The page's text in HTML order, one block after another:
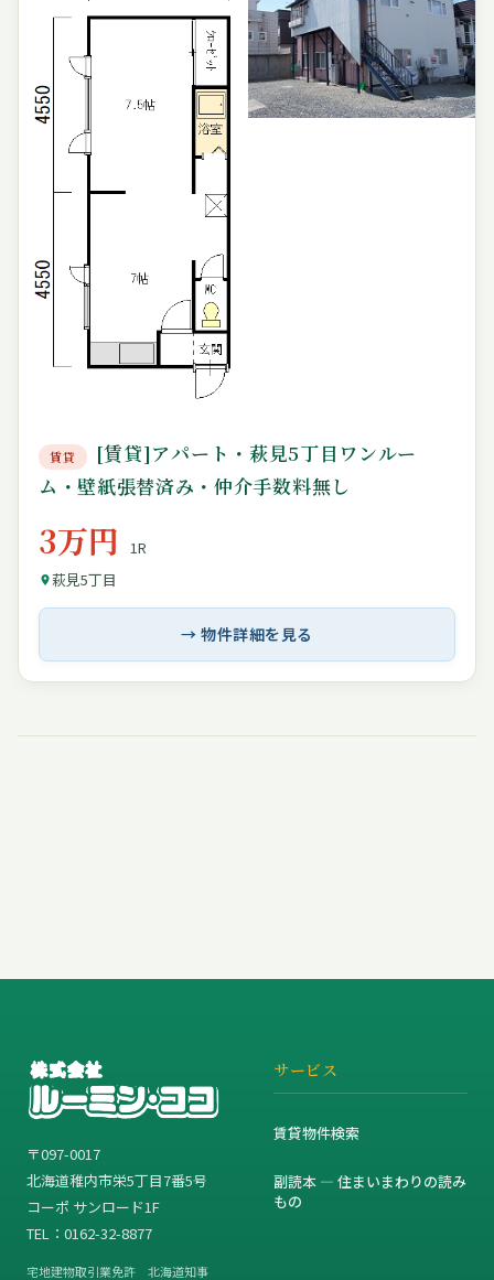
賃貸
[賃貸]アパート・萩見5丁目ワンルー
ム・壁紙張替済み・仲介手数料無し
3万円
1R
萩見5丁目
→ 物件詳細を見る
〒097-0017
北海道稚内市栄5丁目7番5号
コーポ サンロード1F
TEL：0162-32-8877
宅地建物取引業免許 北海道知事
サービス
賃貸物件検索
副読本 — 住まいまわりの読み
もの